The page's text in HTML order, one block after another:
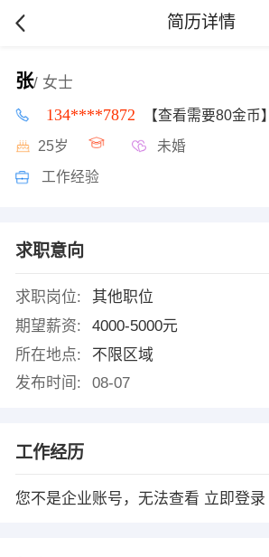
简历详情
张/ 女士
134****7872 【查看需要80金币】
25岁 未婚
工作经验
求职意向
求职岗位:
其他职位
期望薪资:
4000-5000元
所在地点:
不限区域
发布时间:
08-07
工作经历
您不是企业账号，无法查看 立即登录